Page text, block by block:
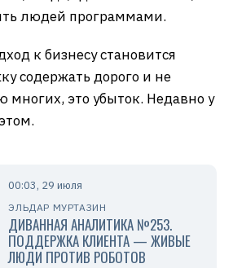
людей программами.
к бизнесу становится
содержать дорого и не
это убыток. Недавно у
00:03, 29 июля
ЭЛЬДАР МУРТАЗИН
ДИВАННАЯ АНАЛИТИКА №253.
ПОДДЕРЖКА КЛИЕНТА — ЖИВЫЕ
ЛЮДИ ПРОТИВ РОБОТОВ